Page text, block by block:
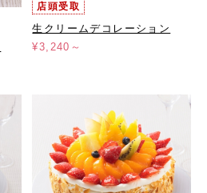
店頭受取
生クリームデコレーション
¥3,240～